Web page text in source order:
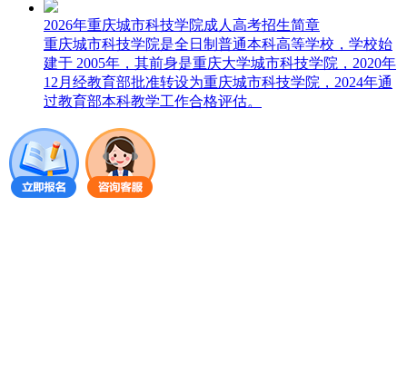
2026年重庆城市科技学院成人高考招生简章
重庆城市科技学院是全日制普通本科高等学校，学校始
建于 2005年，其前身是重庆大学城市科技学院，2020年
12月经教育部批准转设为重庆城市科技学院，2024年通
过教育部本科教学工作合格评估。